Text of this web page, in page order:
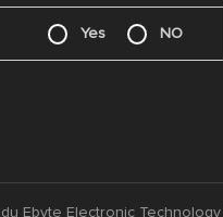
Yes NO
Ebyte Electronic Technology